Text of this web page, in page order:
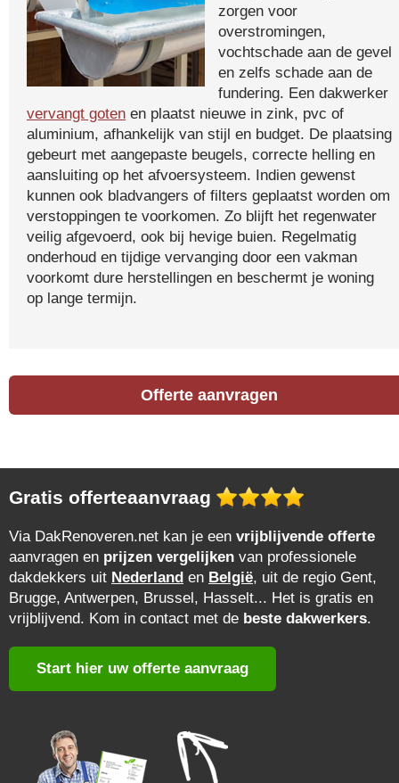
zorgen voor
overstromingen,
vochtschade aan de gevel
en zelfs schade aan de
fundering. Een dakwerker
vervangt goten en plaatst nieuwe in zink, pvc of
aluminium, afhankelijk van stijl en budget. De plaatsing
gebeurt met aangepaste beugels, correcte helling en
aansluiting op het afvoersysteem. Indien gewenst
kunnen ook bladvangers of filters geplaatst worden om
verstoppingen te voorkomen. Zo blijft het regenwater
veilig afgevoerd, ook bij hevige buien. Regelmatig
onderhoud en tijdige vervanging door een vakman
voorkomt dure herstellingen en beschermt je woning
op lange termijn.
Offerte aanvragen
Gratis offerteaanvraag
Via DakRenoveren.net kan je een vrijblijvende offerte
aanvragen en prijzen vergelijken van professionele
dakdekkers uit Nederland en België, uit de regio Gent,
Brugge, Antwerpen, Brussel, Hasselt... Het is gratis en
vrijblijvend. Kom in contact met de beste dakwerkers.
Start hier uw offerte aanvraag